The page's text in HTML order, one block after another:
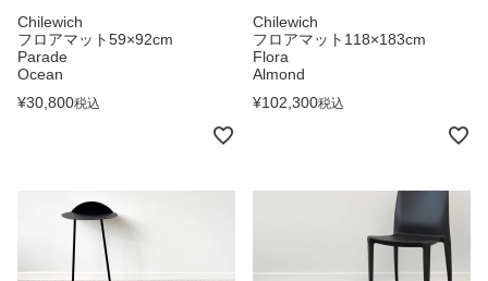
Chilewich
フロアマット59×92cm
Parade
Ocean
¥30,800税込
Chilewich
フロアマット118×183cm
Flora
Almond
¥102,300税込